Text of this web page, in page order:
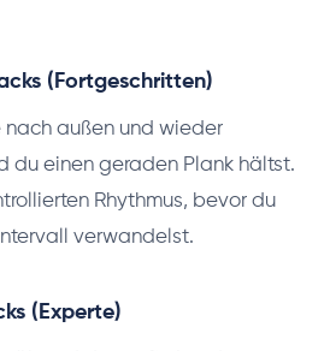
(Fortgeschritten)
außen und wieder
du einen geraden Plank hältst.
Rhythmus, bevor du
verwandelst.
(Experte)